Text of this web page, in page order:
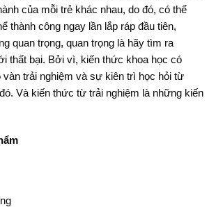
của mỗi trẻ khác nhau, do đó, có thể
thành công ngay lần lắp ráp đầu tiên,
quan trọng, quan trọng là hãy tìm ra
thất bại. Bởi vì, kiến thức khoa học có
trải nghiệm và sự kiên trì học hỏi từ
Và kiến thức từ trải nghiệm là những kiến